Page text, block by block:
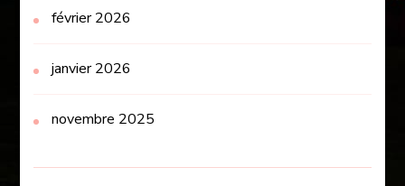
février 2026
janvier 2026
novembre 2025